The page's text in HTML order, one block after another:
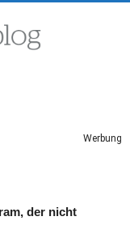
Werbung
der nicht